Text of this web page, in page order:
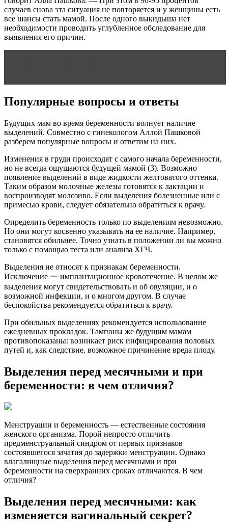
случаев снова эта ситуация не повторяется и у женщины есть
все шансы стать мамой. После одного выкидыша нет
необходимости проводить углубленное обследование для
выявления его причин.
Популярные вопросы и ответы
Будущих мам во время беременности волнует наличие
выделений. Совместно с гинекологом Аллой Пашковой
разберем популярные вопросы и ответим на них.
Изменения в груди происходят с самого начала беременности,
но не всегда ощущаются будущей мамой (3). Возможно
появление выделений в виде жидкости желтоватого оттенка.
Таким образом молочные железы готовятся к лактации и
воспроизводят молозиво. Если выделения болезненные или с
примесью крови, следует обязательно обратиться к врачу.
Определить беременность только по выделениям невозможно.
Но они могут косвенно указывать на ее наличие. Например,
становятся обильнее. Точно узнать в положении ли вы можно
только с помощью теста или анализа ХГЧ.
Выделения не относят к признакам беременности.
Исключение 一 имплантационное кровотечение. В целом же
выделения могут свидетельствовать и об овуляции, и о
возможной инфекции, и о многом другом. В случае
беспокойства рекомендуется обратиться к врачу.
При обильных выделениях рекомендуется использование
ежедневных прокладок. Тампоны же будущим мамам
противопоказаны: возникает риск инфицирования половых
путей и, как следствие, возможное причинение вреда плоду.
Выделения перед месячными и при
беременности: в чем отличия?
Менструации и беременность — естественные состояния
женского организма. Порой непросто отличить
предменструальный синдром от первых признаков
состоявшегося зачатия до задержки менструации. Однако
влагалищные выделения перед месячными и при
беременности на сверхранних сроках отличаются. В чем
отличия?
Выделения перед месячными: как
изменяется вагинальный секрет?